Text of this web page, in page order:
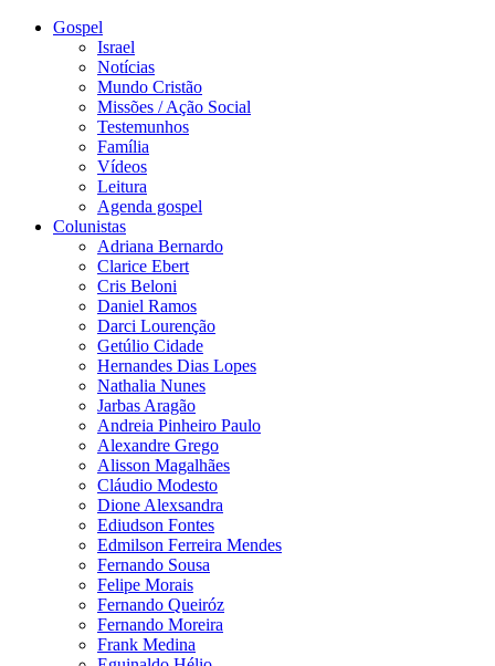
Gospel
Israel
Notícias
Mundo Cristão
Missões / Ação Social
Testemunhos
Família
Vídeos
Leitura
Agenda gospel
Colunistas
Adriana Bernardo
Clarice Ebert
Cris Beloni
Daniel Ramos
Darci Lourenção
Getúlio Cidade
Hernandes Dias Lopes
Nathalia Nunes
Jarbas Aragão
Andreia Pinheiro Paulo
Alexandre Grego
Alisson Magalhães
Cláudio Modesto
Dione Alexsandra
Ediudson Fontes
Edmilson Ferreira Mendes
Fernando Sousa
Felipe Morais
Fernando Queiróz
Fernando Moreira
Frank Medina